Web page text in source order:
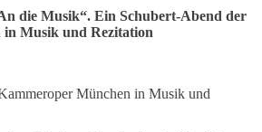
die Musik“. Ein Schubert-Abend der
Musik und Rezitation
München in Musik und